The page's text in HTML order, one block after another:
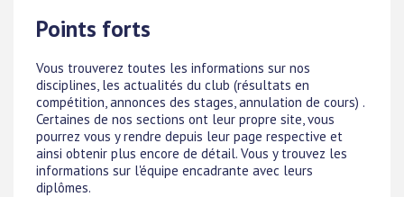
Points forts
Vous trouverez toutes les informations sur nos
disciplines, les actualités du club (résultats en
compétition, annonces des stages, annulation de cours) .
Certaines de nos sections ont leur propre site, vous
pourrez vous y rendre depuis leur page respective et
ainsi obtenir plus encore de détail. Vous y trouvez les
informations sur l'équipe encadrante avec leurs
diplômes.